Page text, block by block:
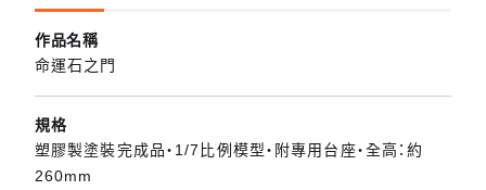
作品名稱
命運石之門
規格
塑膠製塗裝完成品・1/7比例模型・附專用台座・全高：約
260mm